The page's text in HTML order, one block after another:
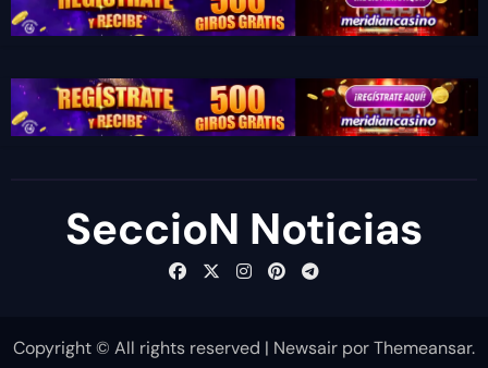
SeccioN Noticias
Copyright © All rights reserved | Newsair porThemeansar.